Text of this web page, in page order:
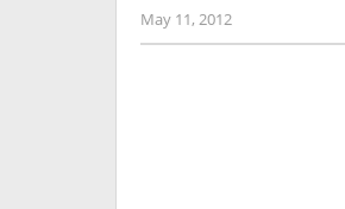
May 11, 2012by
Koreanindo